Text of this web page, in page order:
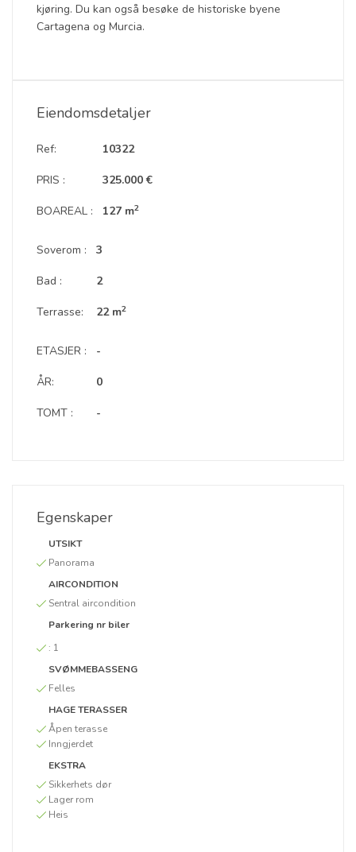
kjøring. Du kan også besøke de historiske byene
Cartagena og Murcia.
Eiendomsdetaljer
Ref:
PRIS :
BOAREAL :
10322
325.000 €
127 m2
Soverom :
Bad :
Terrasse:
3
2
22 m2
ETASJER :
ÅR:
TOMT :
-
0
-
Egenskaper
UTSIKT
Panorama
AIRCONDITION
Sentral aircondition
Parkering nr biler
: 1
SVØMMEBASSENG
Felles
HAGE TERASSER
Åpen terasse
Inngjerdet
EKSTRA
Sikkerhets dør
Lager rom
Heis